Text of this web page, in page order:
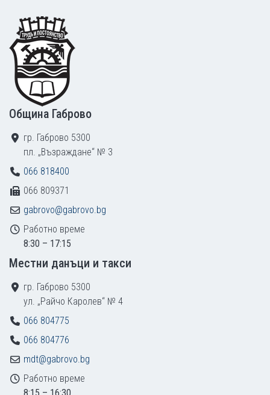
Footer
Община Габрово
гр. Габрово 5300
пл. „Възраждане“ № 3
066 818400
066 809371
gabrovo@gabrovo.bg
Работно време
8:30 – 17:15
Местни данъци и такси
гр. Габрово 5300
ул. „Райчо Каролев“ № 4
066 804775
066 804776
mdt@gabrovo.bg
Работно време